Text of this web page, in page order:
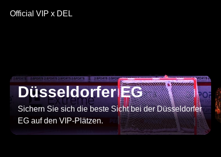
Official VIP x DEL
Düsseldorfer EG
Sichern Sie sich die beste Sicht bei der Düsseldorfer
EG auf den VIP-Plätzen.